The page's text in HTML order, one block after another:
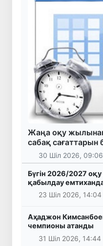
Жаңа оқу
сабақ сағаттарын
30 Шіл 2026, 09:06
Бүгін 2026/2027
қабылдау
23 Шіл 2026, 14:04
Аҳаджон
чемпионы атанды
31 Шіл 2026, 14:44